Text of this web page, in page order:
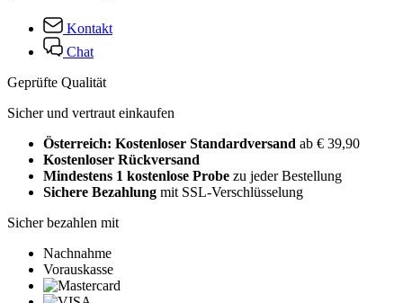
Kontakt
Chat
Geprüfte Qualität
Sicher und vertraut einkaufen
Österreich: Kostenloser Standardversand ab € 39,90
Kostenloser Rückversand
Mindestens 1 kostenlose Probe zu jeder Bestellung
Sichere Bezahlung mit SSL-Verschlüsselung
Sicher bezahlen mit
Nachnahme
Vorauskasse